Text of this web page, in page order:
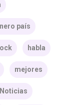
país
habla
mejores